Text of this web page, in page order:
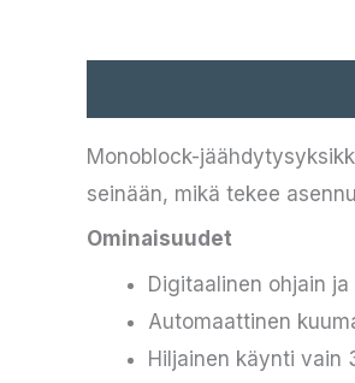
Monoblock-
seinään, mikä tekee
Ominaisuudet
Digitaalinen ohjain
Automaattinen
Hiljainen käynti vain